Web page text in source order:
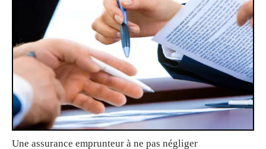
Une assurance emprunteur à ne pas négliger